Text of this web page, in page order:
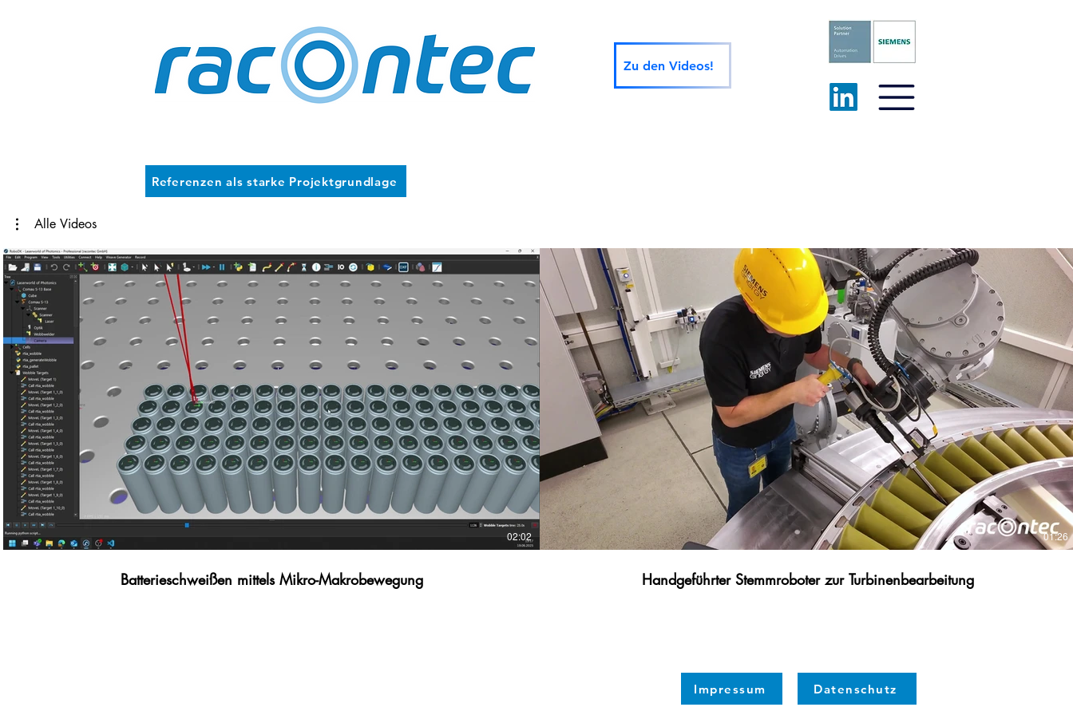
Zu den Videos!
Referenzen als starke Projektgrundlage
Alle Videos
Video abspielen
02:02
Batterieschweißen mittels Mikro-Makrobewegung
Video abspielen
01:26
Handgeführter Stemmroboter zur Turbinenbearbeitung
Impressum Datenschutz